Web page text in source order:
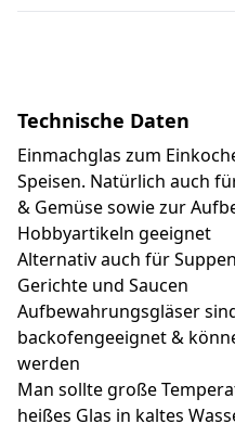
Technische Daten
Einmachglas zum
Speisen. Natürlich auch
& Gemüse sowie zur
Hobbyartikeln geeignet
Alternativ auch für
Gerichte und Saucen
Aufbewahrungsgläser
backofengeeignet &
werden
Man sollte große
heißes Glas in kaltes